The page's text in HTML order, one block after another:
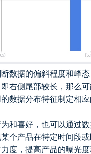
数据的偏斜程度和峰
右侧尾部较长，那么
数据分布特征制定相
和喜好，也可以通过
个产品在特定时间段
度，提高产品的曝光度